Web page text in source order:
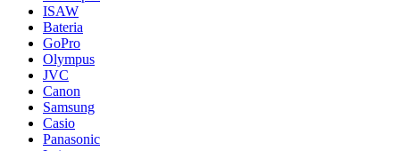
ISAW
Bateria
GoPro
Olympus
JVC
Canon
Samsung
Casio
Panasonic